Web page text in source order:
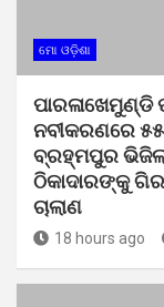
ମୋ ଓଡ଼ିଶା
ପାରଳାଖେମୁଣ୍ଡି
ନବୀକରଣରେ
ବ୍ରହ୍ମପୁର
ଠିକାଦାରଙ୍କୁ
ଚାଲାଣ
18 hours ago